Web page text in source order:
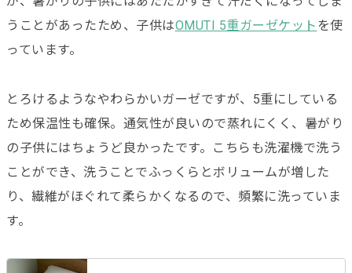
うことがあったため、子供はOMUTI 5重ガーゼケット を使
っています。
とろけるようなやわらかいガーゼですが、5重にしている
ため保温性も確保。通気性が良いので蒸れにくく、暑がり
の子供にはちょうど良かったです。こちらも洗濯機で洗う
ことができ、洗うことでふっくらとボリュームが増した
り、繊維がほぐれて柔らかくなるので、頻繁に洗っていま
す。